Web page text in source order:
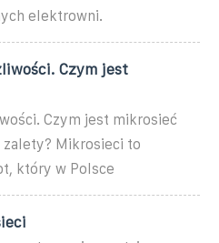
elektrowni.
Czym jest
Czym jest mikrosieć
zalety? Mikrosieci to
który w Polsce